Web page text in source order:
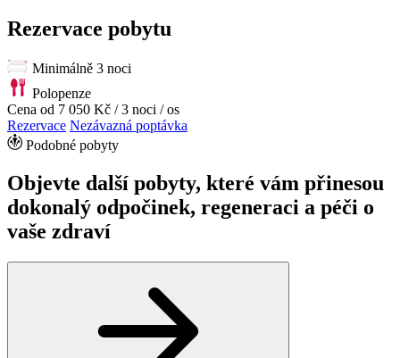
Rezervace pobytu
Minimálně 3 noci
Polopenze
Cena od 7 050 Kč / 3 noci / os
Rezervace Nezávazná poptávka
Podobné pobyty
Objevte další pobyty, které vám přinesou
dokonalý odpočinek, regeneraci a péči o
vaše zdraví